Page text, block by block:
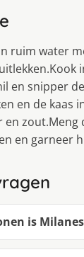
ruim water
en snipper
en de kaas
en
en garneer
is